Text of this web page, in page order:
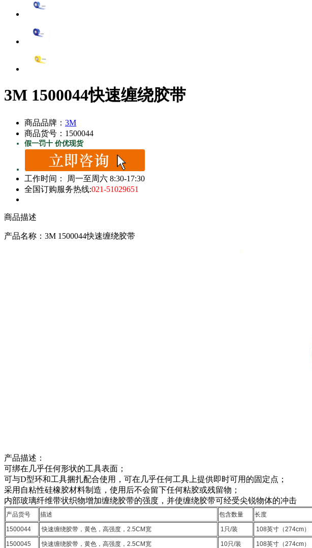
3M 1500044快速缠绕胶带
商品品牌： 3M
商品货号：1500044
假一罚十 价优现货
工作时间： 周一至周六 8:30-17:30
全国订购服务热线:021-51029651
商品描述
产品名称：3M 1500044快速缠绕胶带
产品描述：
可绑在几乎任何形状的工具表面；
可与D型环和工具捆扎配合使用，可在几乎任何工具上提供即时可用的固定点；
采用自粘性硅橡胶材料制造，使用后不会留下任何粘胶或残留物；
内部玻璃纤维带状织物增加缠绕胶带的强度，并使缠绕胶带可经受尖锐物体的冲击
产品货号 描述 包含数量 长度
1500044 快速缠绕胶带，黄色，高强度，2.5CM宽 1只/装 108英寸（274cm）
1500045 快速缠绕胶带，黄色，高强度，2.5CM宽 10只/装 108英寸（274cm）